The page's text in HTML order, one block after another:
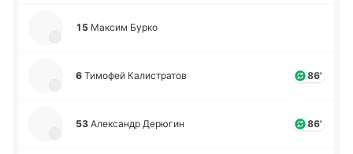
15 Максим Бурко
6 Ти­мо­фей Ка­ли­стра­тов 86'
53 Але­ксандр Де­рю­гин 86'